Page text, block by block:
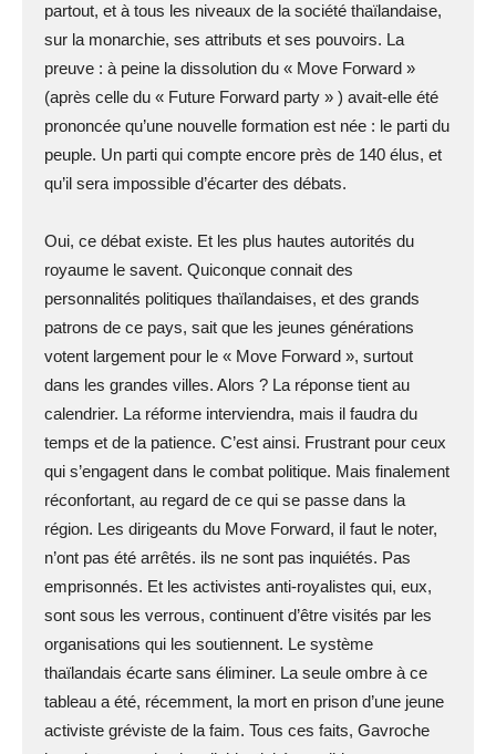
partout, et à tous les niveaux de la société thaïlandaise,
sur la monarchie, ses attributs et ses pouvoirs. La
preuve : à peine la dissolution du « Move Forward »
(après celle du « Future Forward party » ) avait-elle été
prononcée qu’une nouvelle formation est née : le parti du
peuple. Un parti qui compte encore près de 140 élus, et
qu’il sera impossible d’écarter des débats.
Oui, ce débat existe. Et les plus hautes autorités du
royaume le savent. Quiconque connait des
personnalités politiques thaïlandaises, et des grands
patrons de ce pays, sait que les jeunes générations
votent largement pour le « Move Forward », surtout
dans les grandes villes. Alors ? La réponse tient au
calendrier. La réforme interviendra, mais il faudra du
temps et de la patience. C’est ainsi. Frustrant pour ceux
qui s’engagent dans le combat politique. Mais finalement
réconfortant, au regard de ce qui se passe dans la
région. Les dirigeants du Move Forward, il faut le noter,
n’ont pas été arrêtés. ils ne sont pas inquiétés. Pas
emprisonnés. Et les activistes anti-royalistes qui, eux,
sont sous les verrous, continuent d’être visités par les
organisations qui les soutiennent. Le système
thaïlandais écarte sans éliminer. La seule ombre à ce
tableau a été, récemment, la mort en prison d’une jeune
activiste gréviste de la faim. Tous ces faits, Gavroche